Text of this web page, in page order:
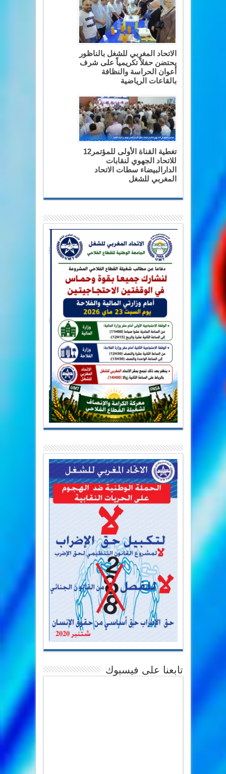
الاتحاد المغربي للشغل بالناظور
يحتضن حفلاً تكريمياً على شرف
أعوان الحراسة والنظافة
بالقاعات الرياضية
تغطية القناة الأولى للمؤتمر12
للاتحاد الجهوي لنقابات
الدارالبيضاء سطات الاتحاد
المغربي للشغل
تابعنا على فيسبوك